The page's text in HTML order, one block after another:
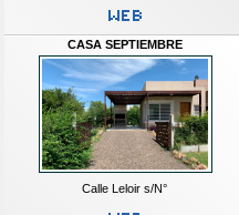
CASA SEPTIEMBRE
Calle Leloir s/N°